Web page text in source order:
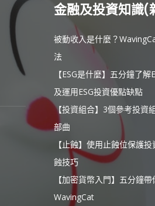
金融及投資知識(
被動收入是什麼？
法
【ESG是什麼】五分鐘了
及運用ESG投資優點缺點
【投資組合】3個參考投資
部曲
【止蝕】使用止蝕位保護
蝕技巧
【加密貨幣入門】五分鐘
WavingCat